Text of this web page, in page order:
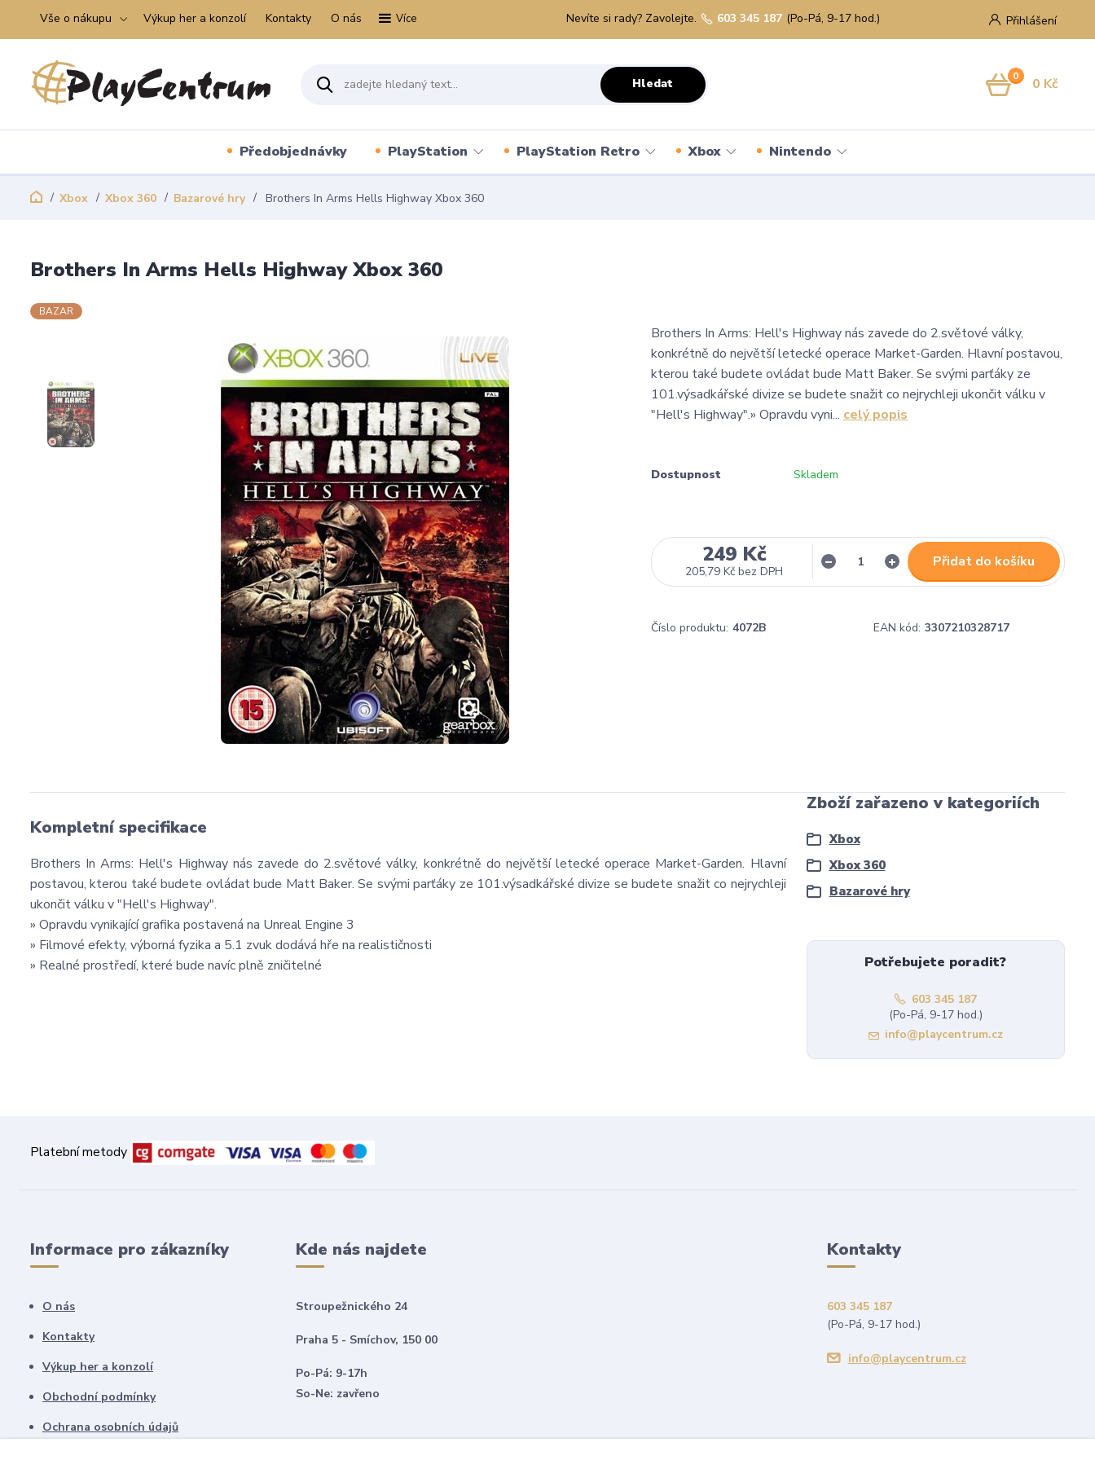
Vše o nákupu Výkup her a konzolí Kontakty O nás Více Přihlášení
Hledat
Nevíte si rady? Zavolejte. 603 345 187 (Po-Pá, 9-17 hod.)
0 0 Kč
Předobjednávky PlayStation PlayStation Retro Xbox Nintendo
Xbox Xbox 360 Bazarové hry Brothers In Arms Hells Highway Xbox 360
Brothers In Arms Hells Highway Xbox 360
BAZAR
Brothers In Arms: Hell's Highway nás zavede do 2.světové války,
konkrétně do největší letecké operace Market-Garden. Hlavní postavou,
kterou také budete ovládat bude Matt Baker. Se svými parťáky ze
101.výsadkářské divize se budete snažit co nejrychleji ukončit válku v
"Hell's Highway".» Opravdu vyni... celý popis
Dostupnost Skladem
249 Kč
205,79 Kč bez DPH
Přidat do košíku
Číslo produktu: 4072B EAN kód: 3307210328717
Kompletní specifikace
Brothers In Arms: Hell's Highway nás zavede do 2.světové války, konkrétně do největší letecké operace Market-Garden. Hlavní
postavou, kterou také budete ovládat bude Matt Baker. Se svými parťáky ze 101.výsadkářské divize se budete snažit co nejrychleji
ukončit válku v "Hell's Highway".
» Opravdu vynikající grafika postavená na Unreal Engine 3
» Filmové efekty, výborná fyzika a 5.1 zvuk dodává hře na realističnosti
» Realné prostředí, které bude navíc plně zničitelné
Zboží zařazeno v kategoriích
Xbox
Xbox 360
Bazarové hry
Potřebujete poradit?
603 345 187
(Po-Pá, 9-17 hod.)
info@playcentrum.cz
Platební metody
Informace pro zákazníky
O nás
Kontakty
Výkup her a konzolí
Obchodní podmínky
Ochrana osobních údajů
Kde nás najdete
Stroupežnického 24
Praha 5 - Smíchov, 150 00
Po-Pá: 9-17h
So-Ne: zavřeno
Kontakty
603 345 187
(Po-Pá, 9-17 hod.)
info@playcentrum.cz